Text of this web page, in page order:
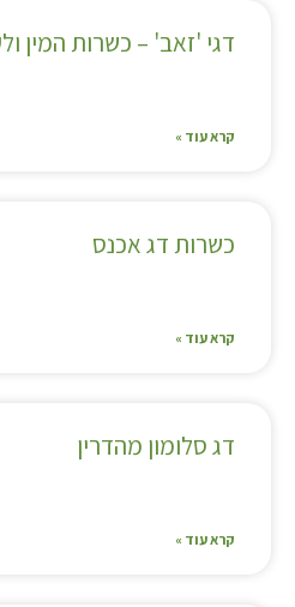
דגי 'זאב' – כשרות המין
קרא עוד »
כשרות דג אכנס
קרא עוד »
דג סלומון מהדרין
קרא עוד »